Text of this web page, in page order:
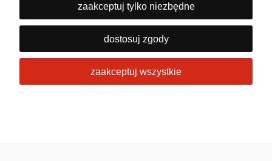
info@obrabiarki.pro
zaakceptuj tylko niezbędne
dostosuj zgody
zaakceptuj wszystkie